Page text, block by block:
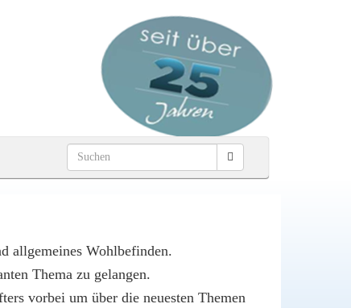
allgemeines Wohlbefinden.
Thema zu gelangen.
vorbei um über die neuesten Themen